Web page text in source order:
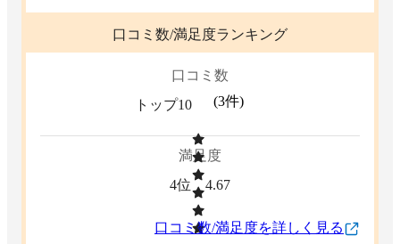
口コミ数/満足度ランキング
口コミ数
トップ10
(3件)
満足度
4位
4.67
口コミ数/満足度を詳しく見る